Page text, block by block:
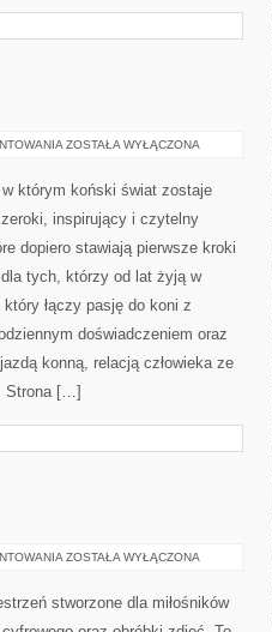
EQUI
ZOSTAŁA WYŁĄCZONA
którym koński świat zostaje
inspirujący i czytelny
dopiero stawiają pierwsze kroki
tych, którzy od lat żyją w
łączy pasję do koni z
doświadczeniem oraz
konną, relacją człowieka ze
Strona […]
GRAFIKA
ZOSTAŁA WYŁĄCZONA
stworzone dla miłośników